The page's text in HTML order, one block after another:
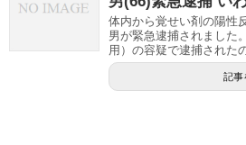
体内から覚せい剤の陽性
男が緊急逮捕されました
用）の容疑で逮捕された
記事